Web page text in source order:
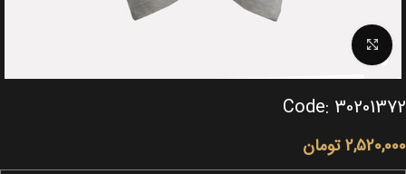
Click to enlarge
Code: 30201372
2,520,000 تومان